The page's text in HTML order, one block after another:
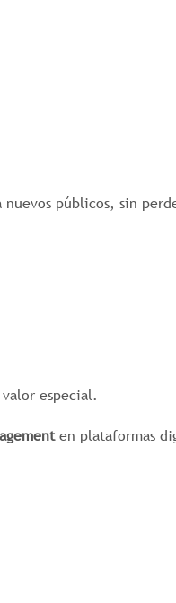
públicos, sin
especial.
en plataformas